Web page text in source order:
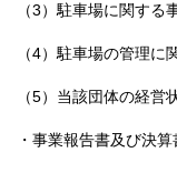
（3）駐車場に関する
（4）駐車場の管理に
（5）当該団体の経営
・事業報告書及び決